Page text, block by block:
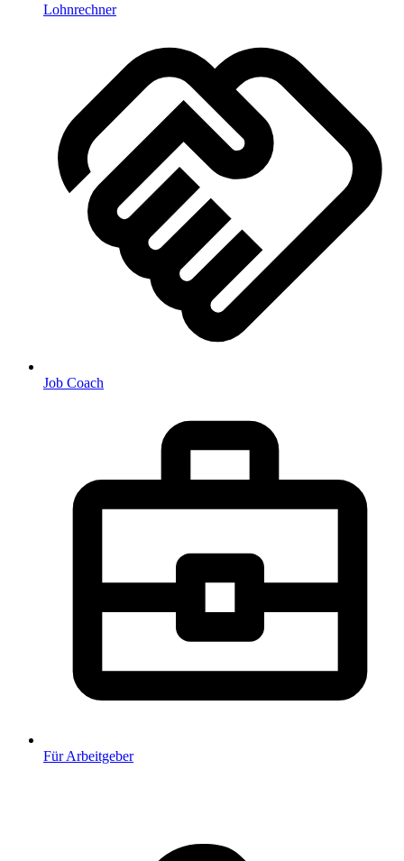
Lohnrechner
Job Coach
Für Arbeitgeber